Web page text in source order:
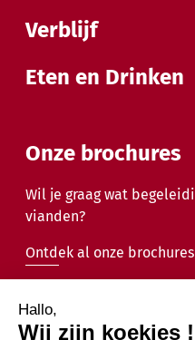
Verblijf
Eten en Drinken
Onze brochures
Wil je graag wat
vianden?
Ontdek al onze brochures